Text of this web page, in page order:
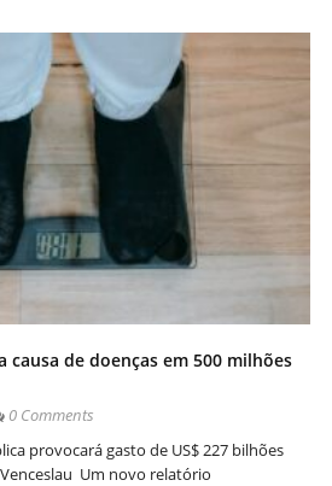
causa de doenças em 500 milhões
0 Comments
provocará gasto de US$ 227 bilhões
Um novo relatório